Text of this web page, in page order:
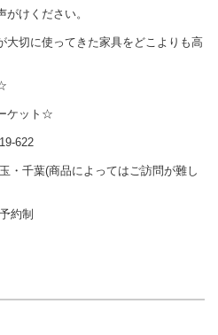
けください。
大切に使ってきた家具をどこよりも高
ケット☆
622
・千葉(商品によってはご訪問が難し
約制